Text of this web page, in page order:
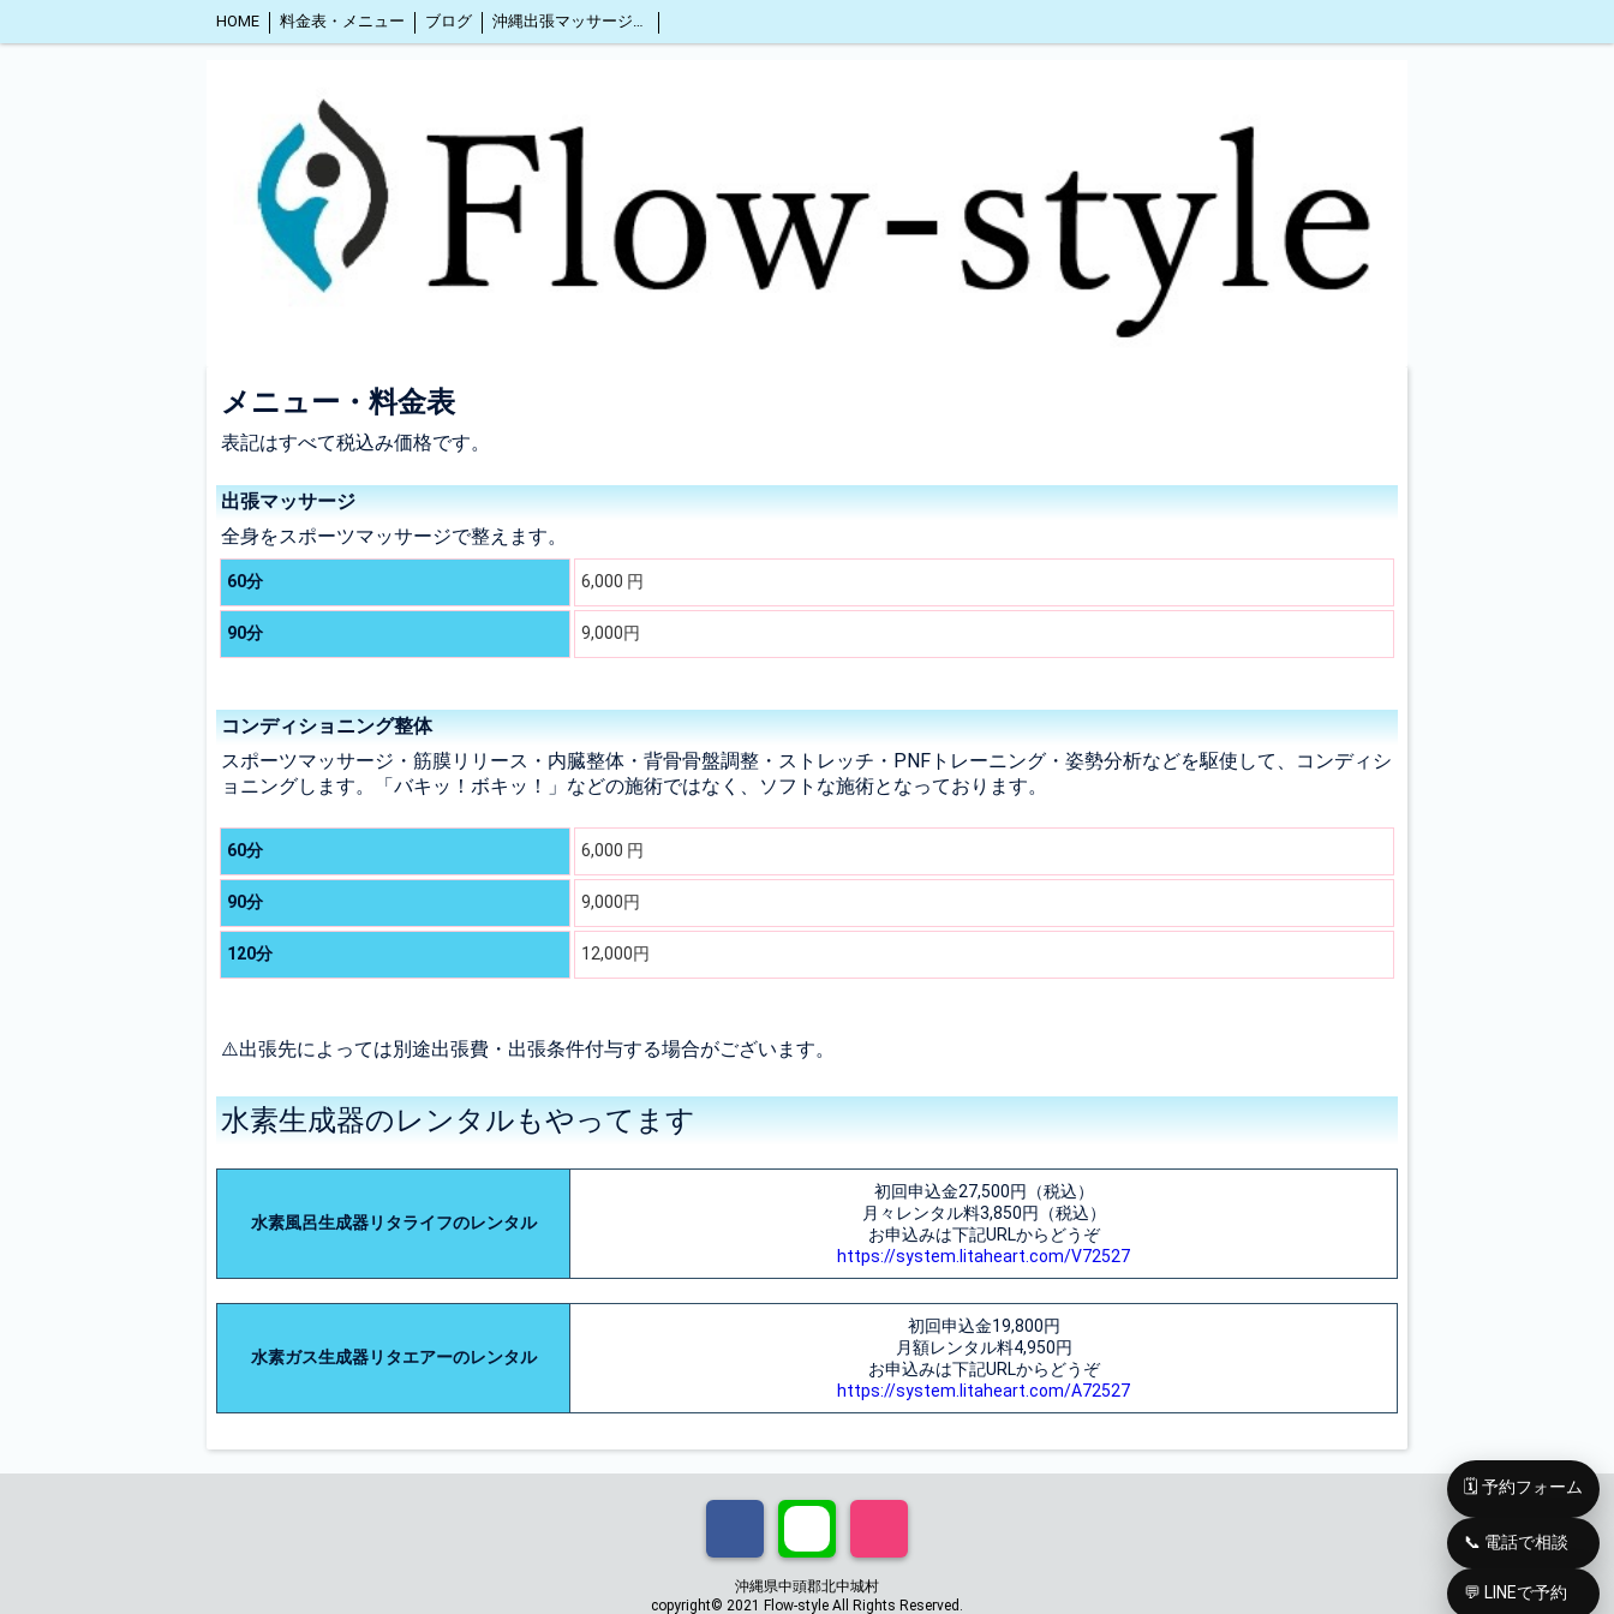
HOME 料金表・メニュー ブログ 沖縄出張マッサージ2人同時OK
メニュー・料金表
表記はすべて税込み価格です。
出張マッサージ
全身をスポーツマッサージで整えます。
60分 6,000 円
90分 9,000円
コンディショニング整体
スポーツマッサージ・筋膜リリース・内臓整体・背骨骨盤調整・ストレッチ・PNFトレーニング・姿勢分析などを駆使して、コンディシ
ョニングします。「バキッ！ボキッ！」などの施術ではなく、ソフトな施術となっております。
60分 6,000 円
90分 9,000円
120分 12,000円
⚠️出張先によっては別途出張費・出張条件付与する場合がございます。
水素生成器のレンタルもやってます
水素風呂生成器リタライフのレンタル
初回申込金27,500円（税込）
月々レンタル料3,850円（税込）
お申込みは下記URLからどうぞ
https://system.litaheart.com/V72527
水素ガス生成器リタエアーのレンタル
初回申込金19,800円
月額レンタル料4,950円
お申込みは下記URLからどうぞ
https://system.litaheart.com/A72527
🗓️ 予約フォーム
📞 電話で相談
💬 LINEで予約
沖縄県中頭郡北中城村
copyright© 2021 Flow-style All Rights Reserved.